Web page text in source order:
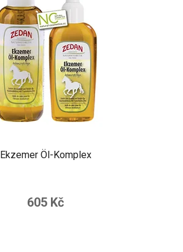
Ekzemer Öl-Komplex
605 Kč